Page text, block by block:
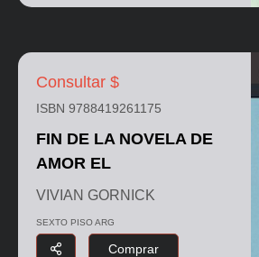
Consultar $
ISBN 9788419261175
FIN DE LA NOVELA DE
AMOR EL
VIVIAN GORNICK
SEXTO PISO ARG
Comprar